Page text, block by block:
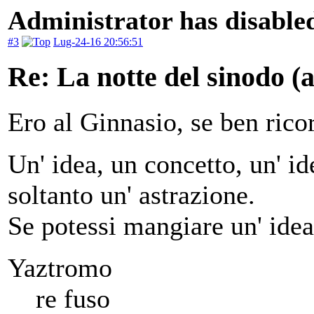
Administrator has
#3 Lug-24-16 20:56:51
Re: La notte del sinodo
Ero al Ginnasio, se ben
Un' idea, un concetto, un'
soltanto un' astrazione.
Se potessi mangiare un'
Yaztromo
re fuso